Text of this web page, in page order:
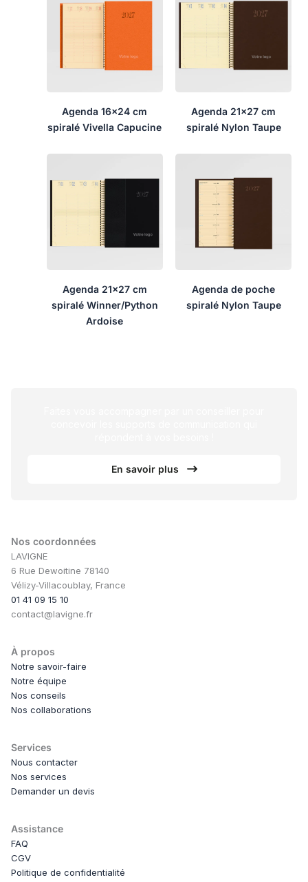
Agenda 16×24 cm
spiralé Vivella Capucine
Agenda 21×27 cm
spiralé Nylon Taupe
Agenda 21×27 cm
spiralé Winner/Python
Ardoise
Agenda de poche
spiralé Nylon Taupe
En savoir plus
Nos coordonnées
LAVIGNE
6 Rue Dewoitine 78140
Vélizy-Villacoublay, France
01 41 09 15 10
contact@lavigne.fr
À propos
Notre savoir-faire
Notre équipe
Nos conseils
Nos collaborations
Services
Nous contacter
Nos services
Demander un devis
Assistance
FAQ
CGV
Politique de confidentialité